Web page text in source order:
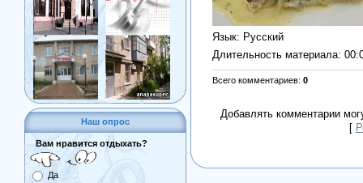
Наш опрос
Вам нравится отдыхать?
Да
Язык: Русский
Длительность материала:
Всего комментариев: 0
Добавлять комментарии
[